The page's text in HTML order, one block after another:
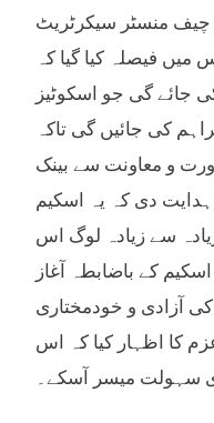
چیف منسٹر سیکرٹریٹ
فیصلہ کیا گیا کہ
جائے گی جو اسکوٹیز
کی جائیں گی تاکہ
و معاونت سے بینک
ہدایت دی کہ یہ اسکیم
سے زیادہ لوگ اس
کے باضابطہ آغاز
کی آزادی و خودمختاری
کا اظہار کیا کہ اس